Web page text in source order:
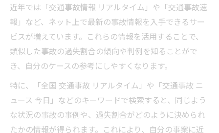
近年では「交通事故情報 リアルタイム」や「交通事故速
報」など、ネット上で最新の事故情報を入手できるサー
ビスが増えています。これらの情報を活用することで、
類似した事故の過失割合の傾向や判例を知ることがで
き、自分のケースの参考にしやすくなります。
特に、「全国 交通事故 リアルタイム」や「交通事故 ニ
ュース 今日」などのキーワードで検索すると、同じよう
な状況の事故の事例や、過失割合がどのように決められ
たかの情報が得られます。これにより、自分の事案に近